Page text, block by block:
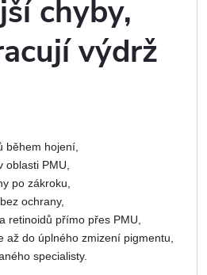
chyby,
výdrž
během hojení,
PMU,
po zákroku,
ochrany,
retinoidů přímo přes PMU,
až do úplného zmizení pigmentu,
specialisty.